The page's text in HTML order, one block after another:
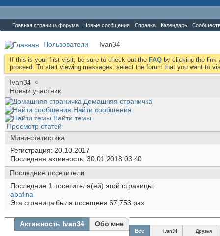
Главная страница форума Новые сообщения Справка Календарь
Пользователи Ivan34
If this is your first visit, be sure to check out the FAQ by clicking the link
proceed. To start viewing messages, select the forum that you want to
Ivan34
Новый участник
Домашняя страничка
Найти сообщения
Найти темы
Просмотр статей
Мини-статистика
Регистрация 20.10.2017
Последняя активность 30.01.2018 03:40
Последние посетители
Последние 1 посетителя(ей) этой страницы:
abafina
Эта страница была посещена 67,753 раз
Активность Ivan34 Обо мне
Все Ivan34 Друзья